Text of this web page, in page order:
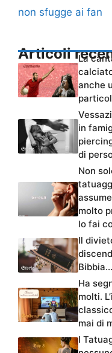
non sfugge ai fan
Articoli
La
anche
in
di
Non
molto
lo fai
Il
Ha
molti.
mai di
I